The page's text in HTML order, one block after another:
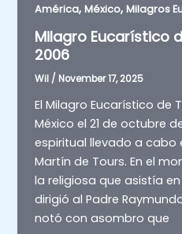
América,México,Milagros
Milagro Eucarístico
2006
Wil / November 17, 2025
El Milagro Eucarístico de
México el 21 de octubre
espiritual llevado a cabo
Martín de Tours. En el
la religiosa que asistía
dirigió al Padre
notó con asombro que